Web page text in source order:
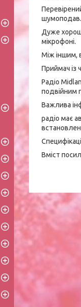
Дуже
мікрофоні.
Між іншим,
Приймач із
Радіо
подвійним
Важлива
радіо має
Вміст